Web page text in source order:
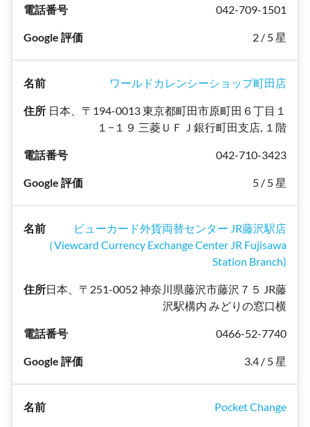
042-709-1501
2 / 5 星
ワールドカレンシーショップ町田店
日本、〒194-0013 東京都町田市原町田６丁目１
１−１９ 三菱ＵＦＪ銀行町田支店, １階
042-710-3423
5 / 5 星
ビューカード外貨両替センター JR藤沢駅店
（Viewcard Currency Exchange Center JR Fujisawa
Station Branch)
日本、〒251-0052 神奈川県藤沢市藤沢７５ JR藤
沢駅構内 みどりの窓口横
0466-52-7740
3.4 / 5 星
Pocket Change